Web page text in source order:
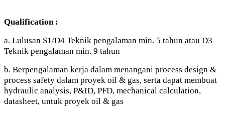
Qualification :
a. Lulusan S1/D4 Teknik pengalaman min. 5 tahun atau D3
Teknik pengalaman min. 9 tahun
b. Berpengalaman kerja dalam menangani process design &
process safety dalam proyek oil & gas, serta dapat membuat
hydraulic analysis, P&ID, PFD, mechanical calculation,
datasheet, untuk proyek oil & gas